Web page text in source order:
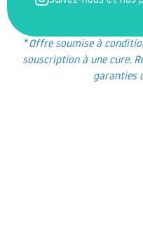
*Offre soumise à
souscription à une cure.
garanties